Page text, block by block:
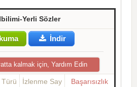
Yerli Sözler
İndir
kalmak için, Yardım Edin
Türü
İzlenme Say
Başarısızlık